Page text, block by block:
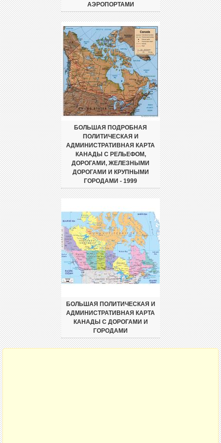
АЭРОПОРТАМИ
БОЛЬШАЯ ПОДРОБНАЯ
ПОЛИТИЧЕСКАЯ И
АДМИНИСТРАТИВНАЯ КАРТА
КАНАДЫ С РЕЛЬЕФОМ,
ДОРОГАМИ, ЖЕЛЕЗНЫМИ
ДОРОГАМИ И КРУПНЫМИ
ГОРОДАМИ - 1999
БОЛЬШАЯ ПОЛИТИЧЕСКАЯ И
АДМИНИСТРАТИВНАЯ КАРТА
КАНАДЫ С ДОРОГАМИ И
ГОРОДАМИ